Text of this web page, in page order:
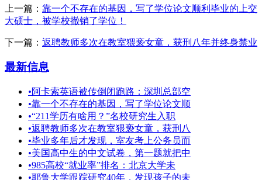
上一篇： 靠一个不存在的基因，写了学位论文顺利毕业的上交
大硕士，被学校撤销了学位！
下一篇： 返聘教师多次在教室猥亵女童，获刑八年并终身禁业
最新信息
•阿卡索英语被传倒闭跑路：深圳总部空
•靠一个不存在的基因，写了学位论文顺
•“211学历有啥用？”名校研究生入职
•返聘教师多次在教室猥亵女童，获刑八
•毕业多年后才发现，室友考上公务员而
•美国高中生的中文试卷，第一题就把中
•985高校“就业率”排名：北京大学未
•耶鲁大学跟踪研究40年，发现孩子的未